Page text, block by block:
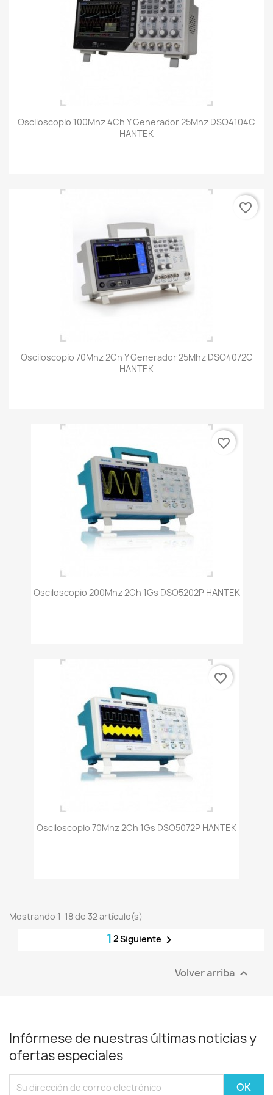
Osciloscopio 100Mhz 4Ch Y Generador 25Mhz DSO4104C
HANTEK
Osciloscopio 70Mhz 2Ch Y Generador 25Mhz DSO4072C
HANTEK
favorite_border
Osciloscopio 200Mhz 2Ch 1Gs DSO5202P HANTEK
favorite_border
Osciloscopio 70Mhz 2Ch 1Gs DSO5072P HANTEK
favorite_border
Mostrando 1-18 de 32 artículo(s)
1 2Siguiente 
Volver arriba 
Infórmese de nuestras últimas noticias y
ofertas especiales